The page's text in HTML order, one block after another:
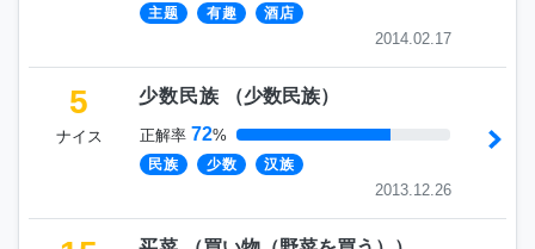
主题 有趣 酒店
2014.02.17
5
ナイス
少数民族 （少数民族）
正解率 72%
民族 少数 汉族
2013.12.26